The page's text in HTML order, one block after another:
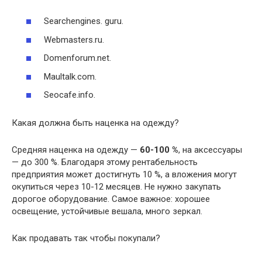
Searchengines. guru.
Webmasters.ru.
Domenforum.net.
Maultalk.com.
Seocafe.info.
Какая должна быть наценка на одежду?
Средняя наценка на одежду — 60-100 %, на аксессуары
— до 300 %. Благодаря этому рентабельность
предприятия может достигнуть 10 %, а вложения могут
окупиться через 10-12 месяцев. Не нужно закупать
дорогое оборудование. Самое важное: хорошее
освещение, устойчивые вешала, много зеркал.
Как продавать так чтобы покупали?